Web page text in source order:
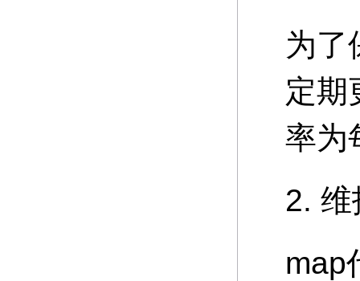
为了
定期
率为
2.
map